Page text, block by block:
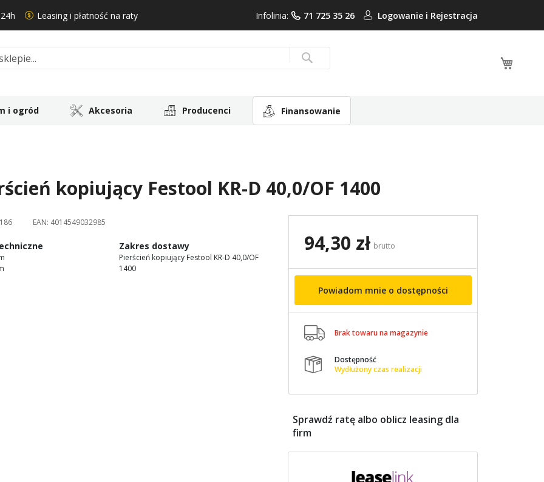
Leasing i płatność na raty Infolinia: 71 725 35 26 Logowanie i Rejestracja
Search
i ogród Akcesoria Producenci Finansowanie
kopiujący Festool KR-D 40,0/OF 1400
EAN: 4014549032985
Zakres dostawy
Pierścień kopiujący Festool KR-D 40,0/OF
1400
94,30 zł brutto
Powiadom mnie o dostępności
 Brak towaru na magazynie

Dostępność
Wydłużony czas realizacji
Sprawdź ratę albo oblicz leasing dla
firm